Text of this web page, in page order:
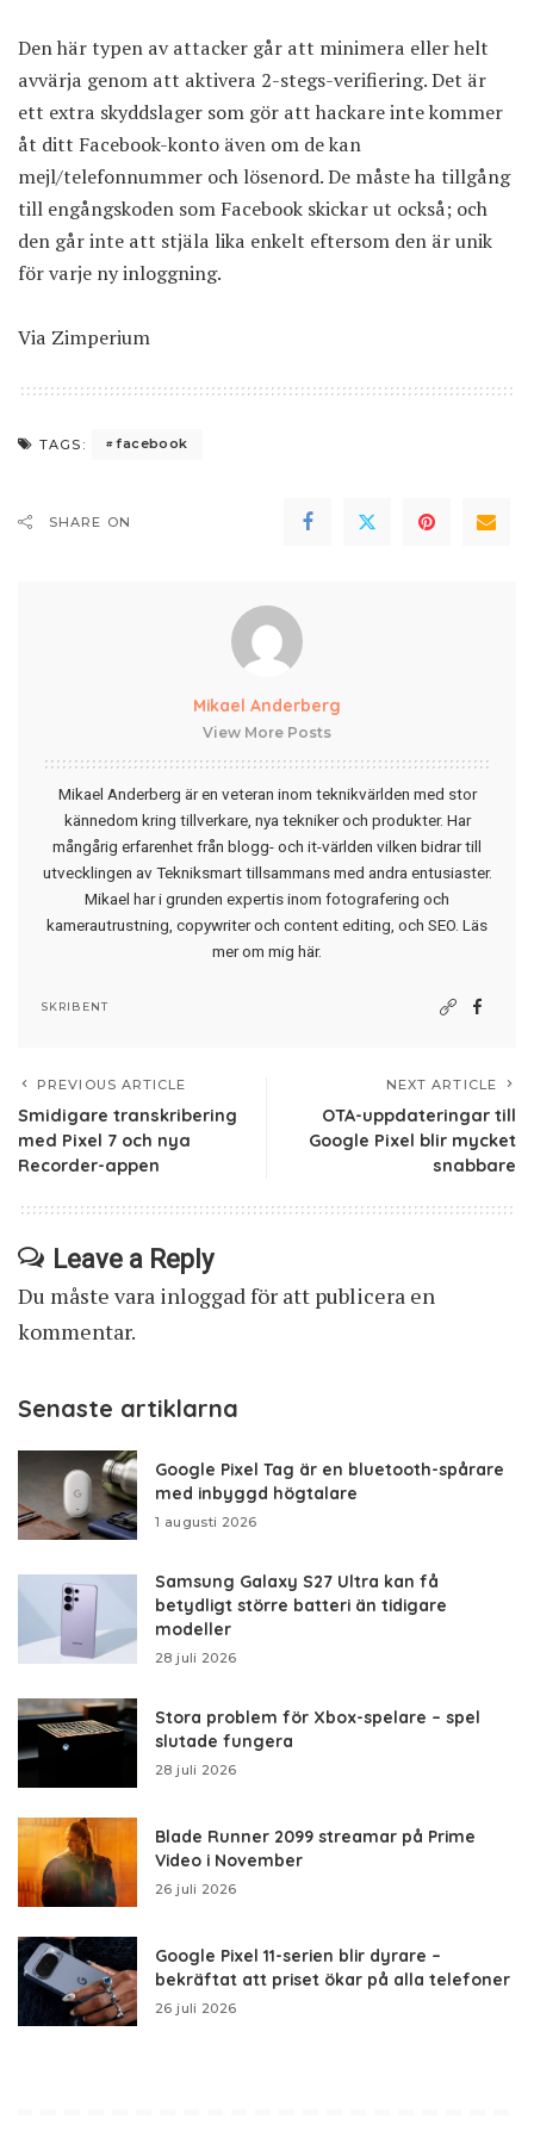
Den här typen av attacker går att minimera eller helt
avvärja genom att aktivera 2-stegs-verifiering. Det är
ett extra skyddslager som gör att hackare inte kommer
åt ditt Facebook-konto även om de kan
mejl/telefonnummer och lösenord. De måste ha tillgång
till engångskoden som Facebook skickar ut också; och
den går inte att stjäla lika enkelt eftersom den är unik
för varje ny inloggning.
Via Zimperium
TAGS: facebook
SHARE ON
Mikael Anderberg
View More Posts
Mikael Anderberg är en veteran inom teknikvärlden med stor
kännedom kring tillverkare, nya tekniker och produkter. Har
mångårig erfarenhet från blogg- och it-världen vilken bidrar till
utvecklingen av Tekniksmart tillsammans med andra entusiaster.
Mikael har i grunden expertis inom fotografering och
kamerautrustning, copywriter och content editing, och SEO. Läs
mer om mig här.
SKRIBENT
PREVIOUS ARTICLE
Smidigare transkribering
med Pixel 7 och nya
Recorder-appen
NEXT ARTICLE
OTA-uppdateringar till
Google Pixel blir mycket
snabbare
Leave a Reply
Du måste vara inloggadför att publicera en
kommentar.
Senaste artiklarna
Google Pixel Tag är en bluetooth-spårare
med inbyggd högtalare
1 augusti 2026
Samsung Galaxy S27 Ultra kan få
betydligt större batteri än tidigare
modeller
28 juli 2026
Stora problem för Xbox-spelare – spel
slutade fungera
28 juli 2026
Blade Runner 2099 streamar på Prime
Video i November
26 juli 2026
Google Pixel 11-serien blir dyrare –
bekräftat att priset ökar på alla telefoner
26 juli 2026